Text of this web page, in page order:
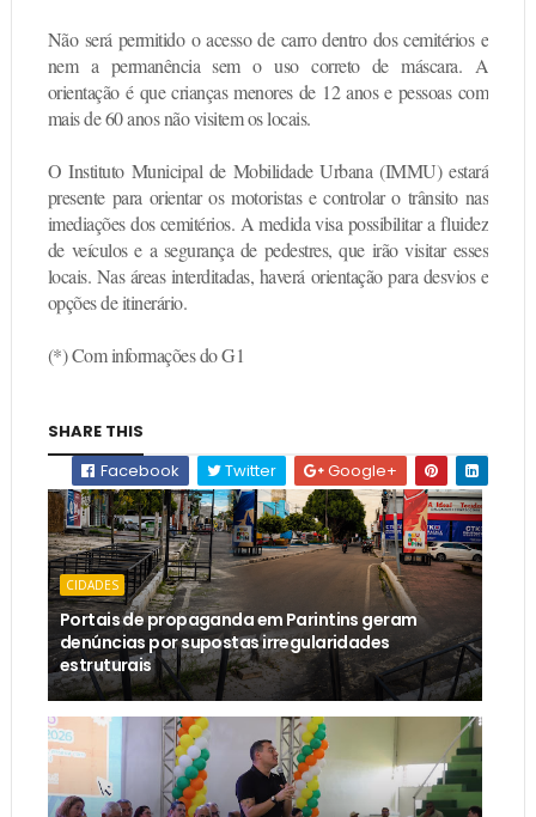
Não será permitido o acesso de carro dentro dos cemitérios e
nem a permanência sem o uso correto de máscara. A
orientação é que crianças menores de 12 anos e pessoas com
mais de 60 anos não visitem os locais.
O Instituto Municipal de Mobilidade Urbana (IMMU) estará
presente para orientar os motoristas e controlar o trânsito nas
imediações dos cemitérios. A medida visa possibilitar a fluidez
de veículos e a segurança de pedestres, que irão visitar esses
locais. Nas áreas interditadas, haverá orientação para desvios e
opções de itinerário.
(*) Com informações do G1
SHARE THIS
Facebook
Twitter Google+
CIDADES
Portais de propaganda em Parintins geram
denúncias por supostas irregularidades
estruturais